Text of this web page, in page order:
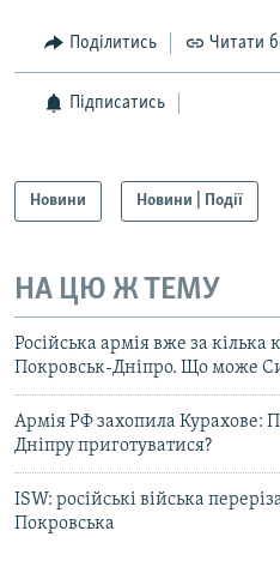
Поділитись Читати
Підписатись
Новини Новини | Події
НА ЦЮ Ж ТЕМУ
Російська армія вже за кілька
Покровськ-Дніпро. Що може
Армія РФ захопила Курахове:
Дніпру приготуватися?
ISW: російські війська
Покровська